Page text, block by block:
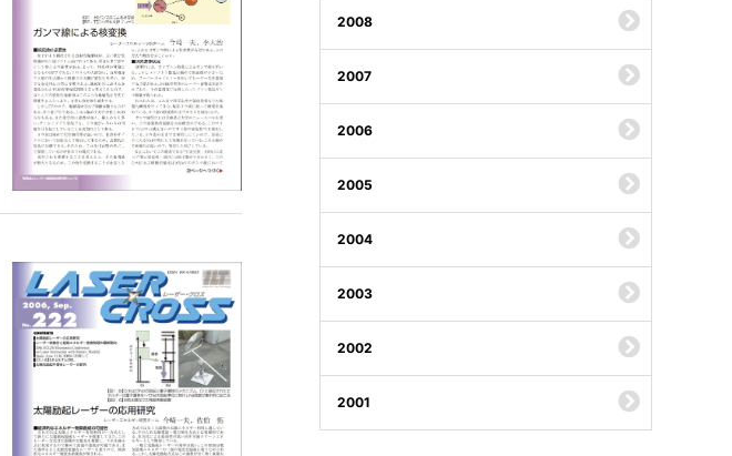
2008
2007
2006
2005
2004
2003
2002
2001